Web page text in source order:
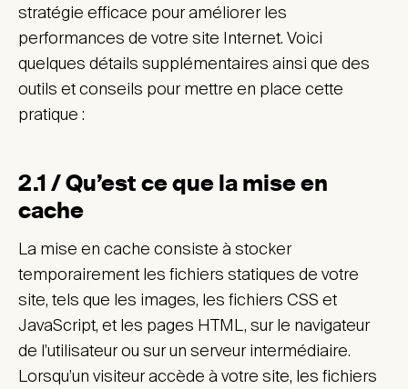
stratégie efficace pour améliorer les
performances de votre site Internet. Voici
quelques détails supplémentaires ainsi que des
outils et conseils pour mettre en place cette
pratique :
2.1 / Qu’est ce que la mise en
cache
La mise en cache consiste à stocker
temporairement les fichiers statiques de votre
site, tels que les images, les fichiers CSS et
JavaScript, et les pages HTML, sur le navigateur
de l’utilisateur ou sur un serveur intermédiaire.
Lorsqu’un visiteur accède à votre site, les fichiers